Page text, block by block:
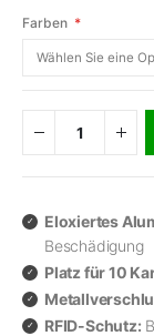
Farben
Eloxiertes
Beschädigung
Platz für 10
RFID-Schutz: